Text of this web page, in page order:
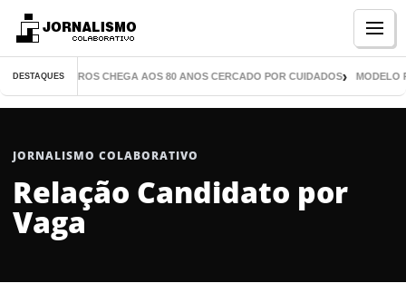
DESTAQUES
DE MIL LIVROS CHEGA AOS 80 ANOS CERCADO POR CUIDADOS MODELO
JORNALISMO COLABORATIVO
Relação Candidato por
Vaga